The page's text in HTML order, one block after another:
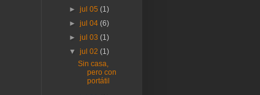
► jul 05 (1)
► jul 04 (6)
► jul 03 (1)
▼ jul 02 (1)
Sin casa,
pero con
portátil